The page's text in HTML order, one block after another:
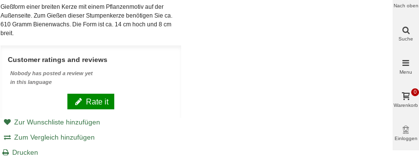
Gießform einer breiten Kerze mit einem Pflanzenmotiv auf der
Außenseite. Zum Gießen dieser Stumpenkerze benötigen Sie ca.
610 Gramm Bienenwachs. Die Form ist ca. 14 cm hoch und 8 cm
breit.
Customer ratings and reviews
Nobody has posted a review yet
in this language
Rate it
Zur Wunschliste hinzufügen
Zum Vergleich hinzufügen
Drucken
Nach oben
Suche
Menu
Warenkorb
0
Einloggen